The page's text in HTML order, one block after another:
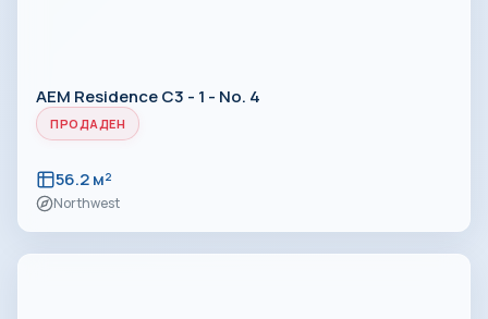
AEM Residence C3 - 1 - No. 4
ПРОДАДЕН
56.2 м²
Northwest